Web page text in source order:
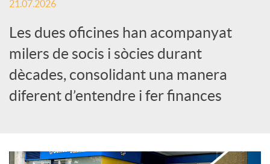
d
o
r
21.07.2026
Les dues oficines han acompanyat
milers de socis i sòcies durant
dècades, consolidant una manera
diferent d’entendre i fer finances